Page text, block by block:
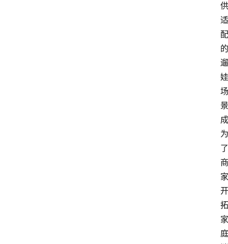
供
适
配
的
遛
娃
场
景
成
为
了
商
家
开
拓
家
庭